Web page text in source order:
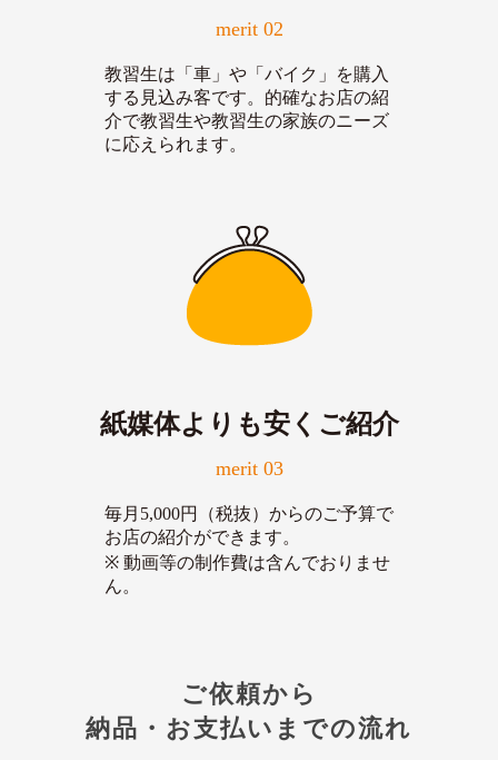
merit 02
教習生は「車」や「バイク」を購入
する見込み客です。的確なお店の紹
介で教習生や教習生の家族のニーズ
に応えられます。
紙媒体よりも安くご紹介
merit 03
毎月5,000円（税抜）からのご予算で
お店の紹介ができます。
※ 動画等の制作費は含んでおりませ
ん。
ご依頼から
納品・お支払いまでの流れ